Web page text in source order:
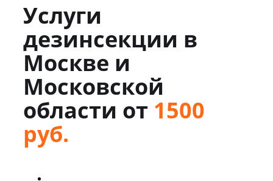
Услуги
дезинсекции в
Москве и
Московской
области от 1500
руб.